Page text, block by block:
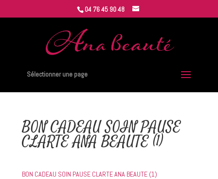
04 76 45 90 48
Sélectionner une page
BON CADEAU SOIN PAUSE
CLARTE ANA BEAUTE (1)
BON CADEAU SOIN PAUSE CLARTE ANA BEAUTE (1)